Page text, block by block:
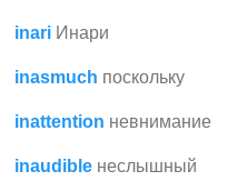
inari Инари
inasmuch поскольку
inattention невнимание
inaudible неслышный